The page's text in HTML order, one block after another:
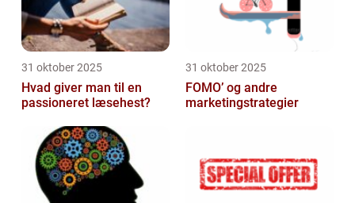
31 oktober 2025
Hvad giver man til en
passioneret læsehest?
31 oktober 2025
FOMO’ og andre
marketingstrategier